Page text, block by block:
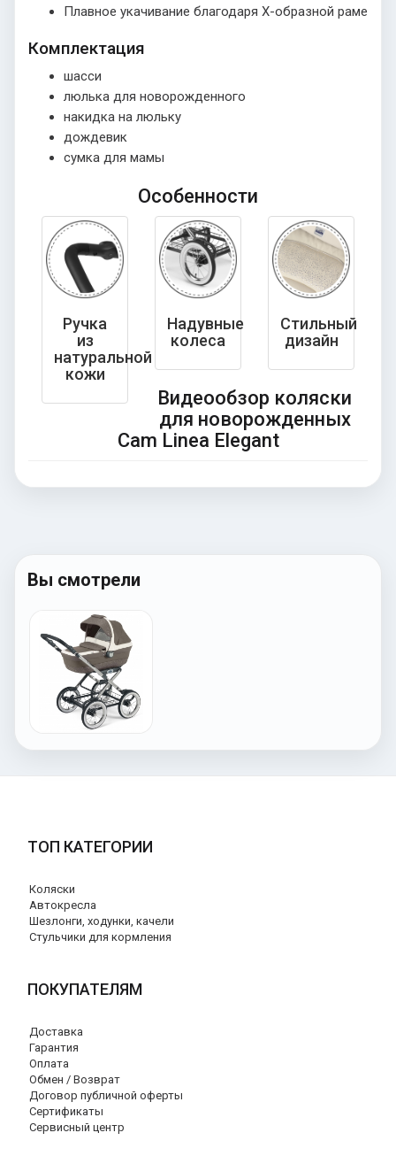
Плавное укачивание благодаря Х-образной раме
Комплектация
шасси
люлька для новорожденного
накидка на люльку
дождевик
сумка для мамы
Особенности
Ручка
из
натуральной
кожи
Надувные
колеса
Стильный
дизайн
Видеообзор коляски
для новорожденных
Cam Linea Elegant
Вы смотрели
ТОП КАТЕГОРИИ
Коляски
Автокресла
Шезлонги, ходунки, качели
Стульчики для кормления
ПОКУПАТЕЛЯМ
Доставка
Гарантия
Оплата
Обмен / Возврат
Договор публичной оферты
Сертификаты
Сервисный центр